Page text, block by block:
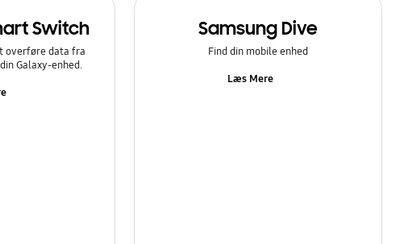
Switch
overføre data fra
Galaxy-enhed.
Samsung Dive
Find din mobile enhed
Læs Mere